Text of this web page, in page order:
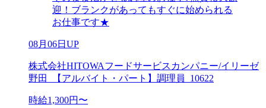
迎！ブランクがあってもすぐに始められる
お仕事です★
08月06日UP
株式会社HITOWAフードサービスカンパニー/イリーゼ
野田_【アルバイト・パート】調理員_10622
時給1,300円〜